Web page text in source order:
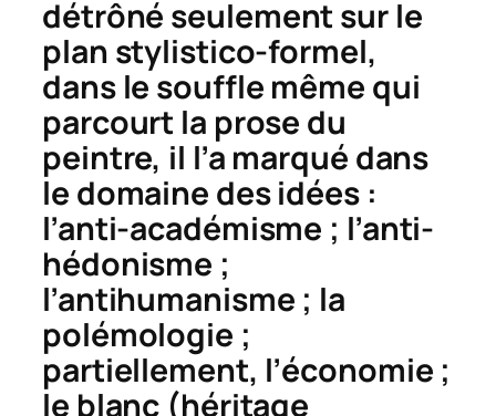
détrôné seulement sur le
plan stylistico-formel,
dans le souffle même qui
parcourt la prose du
peintre, il l’a marqué dans
le domaine des idées :
l’anti-académisme ; l’anti-
hédonisme ;
l’antihumanisme ; la
polémologie ;
partiellement, l’économie ;
le blanc (héritage